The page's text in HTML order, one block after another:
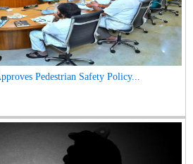
Pedestrian Safety Policy...